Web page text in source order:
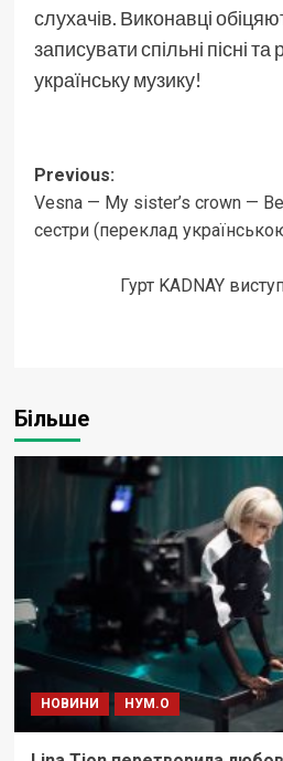
слухачів. Виконавці
записувати спільні пісні
українську музику!
Post
navigation
Previous:
Vesna — My sister’s crown —
сестри (переклад
Гурт KADNAY
Більше
НОВИНИ НУМ.О